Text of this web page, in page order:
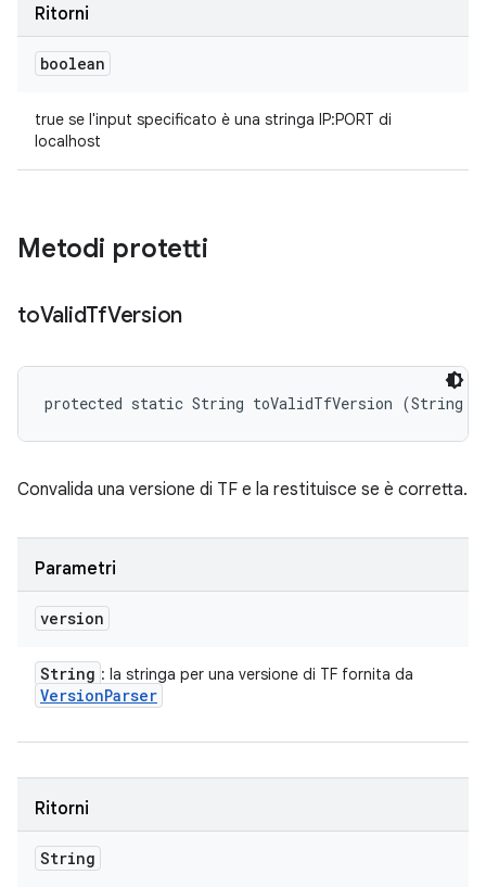
Ritorni
boolean
true se l'input specificato è una stringa IP:PORT di
localhost
Metodi protetti
toValidTfVersion
protected static String toValidTfVersion (String
Convalida una versione di TF e la restituisce se è corretta.
Parametri
version
String : la stringa per una versione di TF fornita da
VersionParser
Ritorni
String